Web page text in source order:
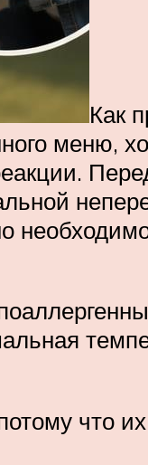
Как
меню,
что